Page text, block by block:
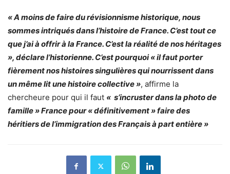
« A moins de faire du révisionnisme historique, nous
sommes intriqués dans l’histoire de France. C’est tout ce
que j’ai à offrir à la France. C’est la réalité de nos héritages
», déclare l’historienne. C’est pourquoi « il faut porter
fièrement nos histoires singulières qui nourrissent dans
un même lit une histoire collective », affirme la
chercheure pour qui il faut « s’incruster dans la photo de
famille » France pour « définitivement » faire des
héritiers de l’immigration des Français à part entière »